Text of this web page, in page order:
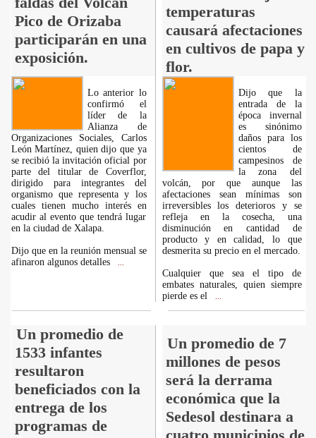
Pico de Orizaba
participarán en una
exposición.
temperaturas
causará afectaciones
en cultivos de papa y
flor.
Lo anterior lo
confirmó el
líder de la
Alianza de
Organizaciones Sociales, Carlos
León Martínez, quien dijo que ya
se recibió la invitación oficial por
parte del titular de Coverflor,
dirigido para integrantes del
organismo que representa y los
cuales tienen mucho interés en
acudir al evento que tendrá lugar
en la ciudad de Xalapa.
Dijo que en la reunión mensual se
afinaron algunos detalles
Dijo que la
entrada de la
época invernal
es sinónimo
daños para los
cientos de
campesinos de
la zona del
volcán, por que aunque las
afectaciones sean mínimas son
irreversibles los deterioros y se
refleja en la cosecha, una
disminución en cantidad de
producto y en calidad, lo que
desmerita su precio en el mercado.
Cualquier que sea el tipo de
embates naturales, quien siempre
pierde es el
Un promedio de
1533 infantes
resultaron
beneficiados con la
entrega de los
programas de
Un promedio de 7
millones de pesos
será la derrama
económica que la
Sedesol destinara a